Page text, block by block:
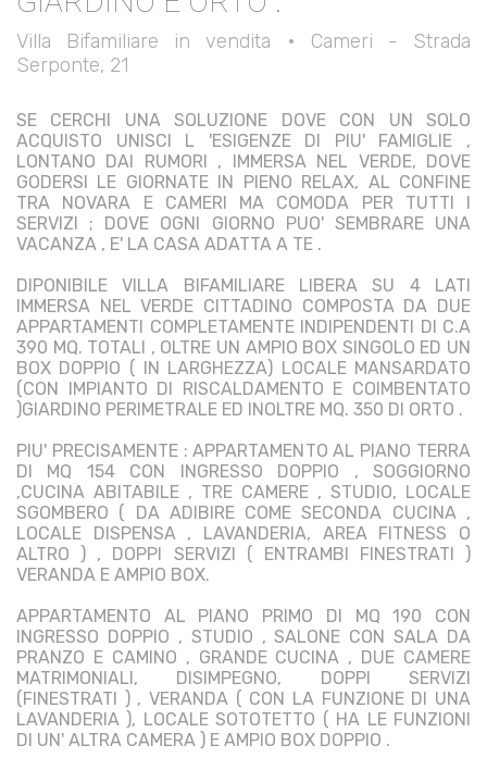
Villa Bifamiliare in vendita • Cameri - Strada
Serponte, 21
SE CERCHI UNA SOLUZIONE DOVE CON UN SOLO
ACQUISTO UNISCI L 'ESIGENZE DI PIU' FAMIGLIE ,
LONTANO DAI RUMORI , IMMERSA NEL VERDE, DOVE
GODERSI LE GIORNATE IN PIENO RELAX, AL CONFINE
TRA NOVARA E CAMERI MA COMODA PER TUTTI I
SERVIZI ; DOVE OGNI GIORNO PUO' SEMBRARE UNA
VACANZA , E' LA CASA ADATTA A TE .
DIPONIBILE VILLA BIFAMILIARE LIBERA SU 4 LATI
IMMERSA NEL VERDE CITTADINO COMPOSTA DA DUE
APPARTAMENTI COMPLETAMENTE INDIPENDENTI DI C.A
390 MQ. TOTALI , OLTRE UN AMPIO BOX SINGOLO ED UN
BOX DOPPIO ( IN LARGHEZZA) LOCALE MANSARDATO
(CON IMPIANTO DI RISCALDAMENTO E COIMBENTATO
)GIARDINO PERIMETRALE ED INOLTRE MQ. 350 DI ORTO .
PIU' PRECISAMENTE : APPARTAMENTO AL PIANO TERRA
DI MQ 154 CON INGRESSO DOPPIO , SOGGIORNO
,CUCINA ABITABILE , TRE CAMERE , STUDIO, LOCALE
SGOMBERO ( DA ADIBIRE COME SECONDA CUCINA ,
LOCALE DISPENSA , LAVANDERIA, AREA FITNESS O
ALTRO ) , DOPPI SERVIZI ( ENTRAMBI FINESTRATI )
VERANDA E AMPIO BOX.
APPARTAMENTO AL PIANO PRIMO DI MQ 190 CON
INGRESSO DOPPIO , STUDIO , SALONE CON SALA DA
PRANZO E CAMINO , GRANDE CUCINA , DUE CAMERE
MATRIMONIALI, DISIMPEGNO, DOPPI SERVIZI
(FINESTRATI ) , VERANDA ( CON LA FUNZIONE DI UNA
LAVANDERIA ), LOCALE SOTOTETTO ( HA LE FUNZIONI
DI UN' ALTRA CAMERA ) E AMPIO BOX DOPPIO .